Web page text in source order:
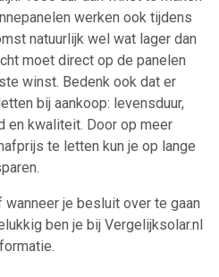
werken ook tijdens
natuurlijk wel wat lager dan
moet direct op de panelen
winst. Bedenk ook dat er
bij aankoop: levensduur,
en kwaliteit. Door op meer
te letten kun je op lange
wanneer je besluit over te gaan
ben je bij Vergelijksolar.nl